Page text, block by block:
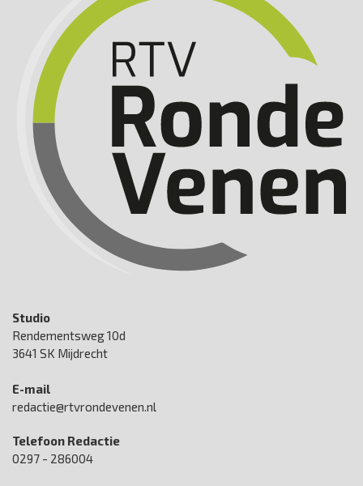
Studio
Rendementsweg 10d
3641 SK Mijdrecht
E-mail
redactie@rtvrondevenen.nl
Telefoon Redactie
0297 - 286004